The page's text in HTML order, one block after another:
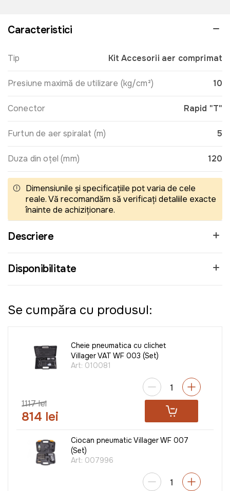
Caracteristici
Tip Kit Accesorii aer comprimat
Presiune maximă de utilizare (kg/cm²) 10
Conector Rapid "T"
Furtun de aer spiralat (m) 5
Duza din oțel (mm) 120
Dimensiunile și specificațiile pot varia de cele
reale. Vă recomandăm să verificați detaliile exacte
înainte de achiziționare.
Descriere
Disponibilitate
Se cumpăra cu produsul:
Cheie pneumatica cu clichet
Villager VAT WF 003 (Set)
Art: 010081
1117 lei
814 lei
Ciocan pneumatic Villager WF 007
(Set)
Art: 007996